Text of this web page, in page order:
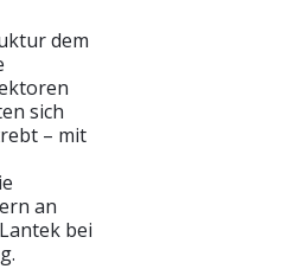
dem
sich
– mit
an
bei